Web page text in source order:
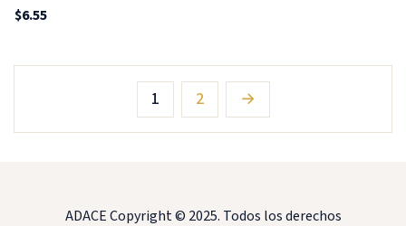
$6.55
1 2 →
ADACE Copyright © 2025. Todos los derechos